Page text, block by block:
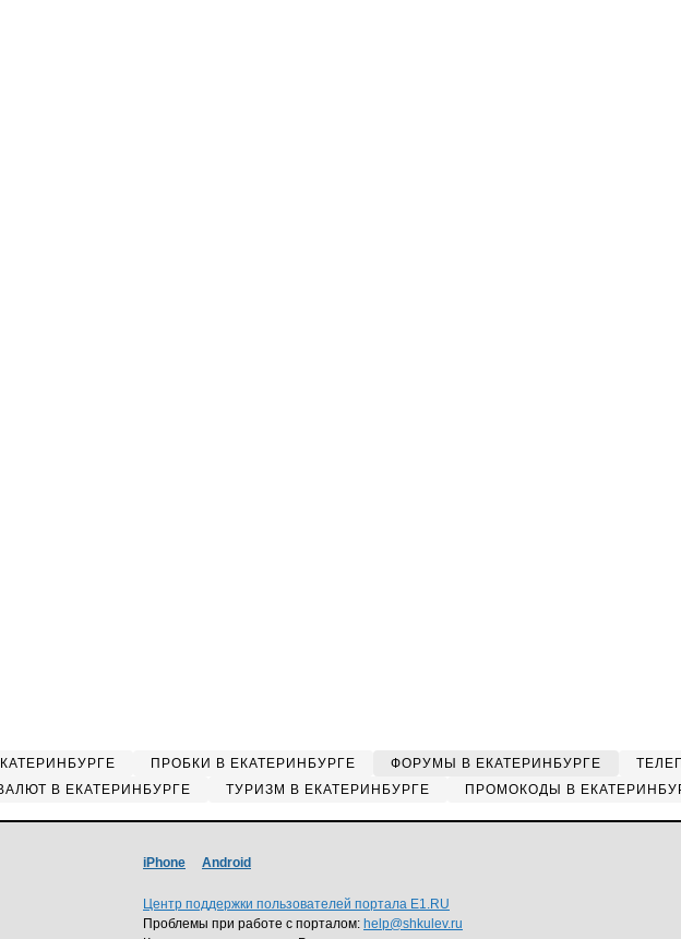
ПРОБКИ В ЕКАТЕРИНБУРГЕ ФОРУМЫ В ЕКАТЕРИНБУРГЕ
В ЕКАТЕРИНБУРГЕ ТУРИЗМ В ЕКАТЕРИНБУРГЕ ПРОМОКОДЫ В
iPhone Android
Центр поддержки пользователей портала E1.RU
Проблемы при работе с порталом: help@shkulev.ru